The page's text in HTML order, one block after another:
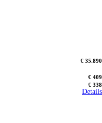
€ 35.890
€ 409
€ 338
Details